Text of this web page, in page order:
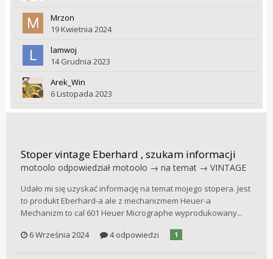
Mrzon
19 Kwietnia 2024
lamwoj
14 Grudnia 2023
Arek_Win
6 Listopada 2023
Stoper vintage Eberhard , szukam informacji
motoolo odpowiedział motoolo → na temat → VINTAGE
Udało mi się uzyskać informację na temat mojego stopera. Jest
to produkt Eberhard-a ale z mechanizmem Heuer-a
Mechanizm to cal 601 Heuer Micrographe wyprodukowany...
6 Września 2024
4 odpowiedzi 1